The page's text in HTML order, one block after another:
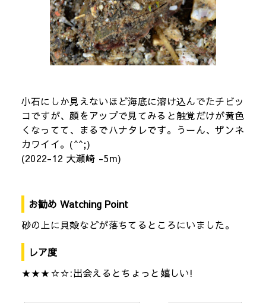
小石にしか見えないほど海底に溶け込んでたチビッ
コですが、顔をアップで見てみると触覚だけが黄色
くなってて、まるでハナタレです。うーん、ザンネ
カワイイ。(^^;)
(2022-12 大瀬崎 -5m)
お勧め Watching Point
砂の上に貝殻などが落ちてるところにいました。
レア度
★★★☆☆:出会えるとちょっと嬉しい!